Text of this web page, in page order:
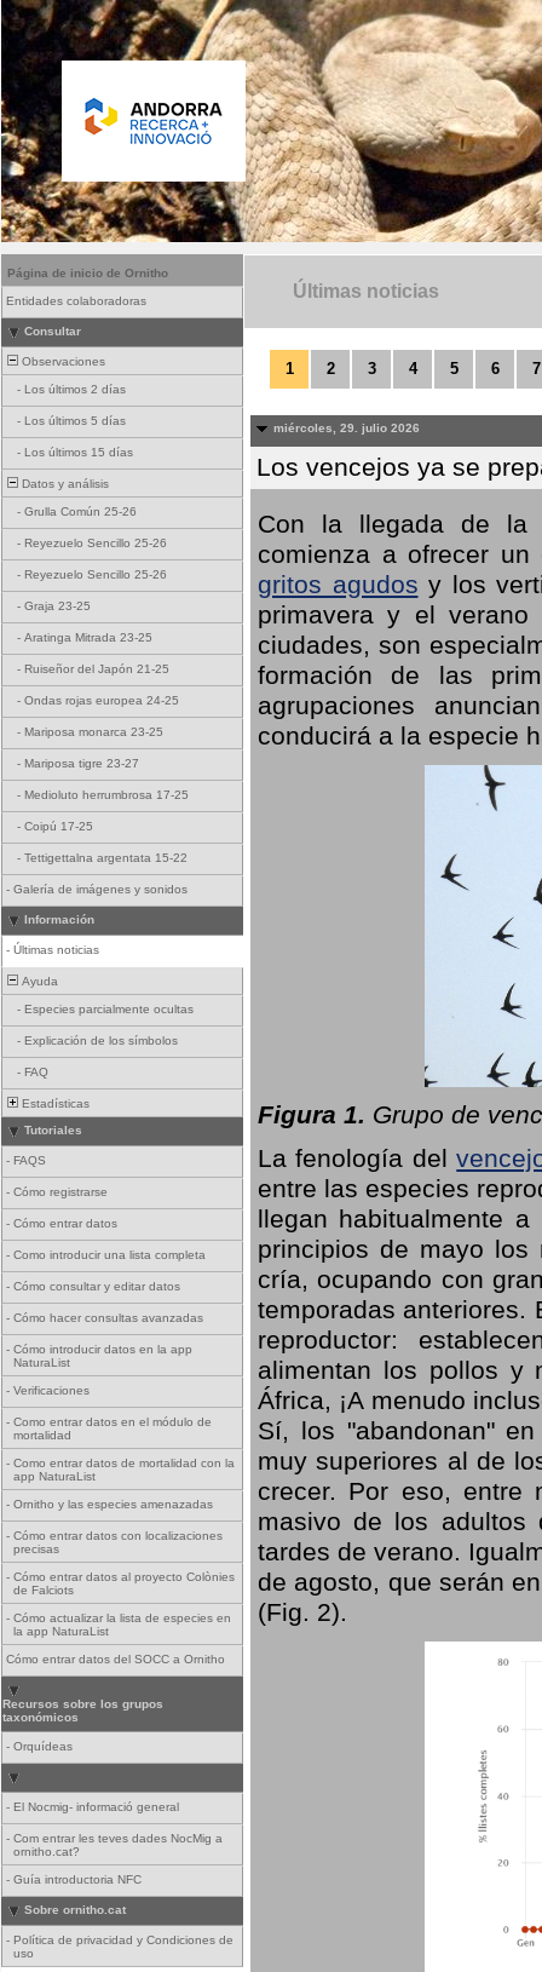
Página de inicio de Ornitho
Entidades colaboradoras
Consultar
Observaciones
- Los últimos 2 días
- Los últimos 5 días
- Los últimos 15 días
Datos y análisis
- Grulla Común 25-26
- Reyezuelo Sencillo 25-26
- Reyezuelo Sencillo 25-26
- Graja 23-25
- Aratinga Mitrada 23-25
- Ruiseñor del Japón 21-25
- Ondas rojas europea 24-25
- Mariposa monarca 23-25
- Mariposa tigre 23-27
- Medioluto herrumbrosa 17-25
- Coipú 17-25
- Tettigettalna argentata 15-22
- Galería de imágenes y sonidos
Información
- Últimas noticias
Ayuda
- Especies parcialmente ocultas
- Explicación de los símbolos
- FAQ
Estadísticas
Tutoriales
- FAQS
- Cómo registrarse
- Cómo entrar datos
- Como introducir una lista completa
- Cómo consultar y editar datos
- Cómo hacer consultas avanzadas
- Cómo introducir datos en la app
NaturaList
- Verificaciones
- Como entrar datos en el módulo de
mortalidad
- Como entrar datos de mortalidad con la
app NaturaList
- Ornitho y las especies amenazadas
- Cómo entrar datos con localizaciones
precisas
- Cómo entrar datos al proyecto Colònies
de Falciots
- Cómo actualizar la lista de especies en
la app NaturaList
Cómo entrar datos del SOCC a Ornitho
Recursos sobre los grupos
taxonómicos
- Orquídeas
- El Nocmig- informació general
- Com entrar les teves dades NocMig a
ornitho.cat?
- Guía introductoria NFC
Sobre ornitho.cat
- Política de privacidad y Condiciones de
uso
Últimas noticias
1 2 3 4 5 6 7
miércoles, 29. julio 2026
Los vencejos ya se
Con la llegada de la
comienza a ofrecer un
gritos agudos y los
primavera y el
ciudades, son
formación de las
agrupaciones
conducirá a la especie
Figura 1. Grupo de
La fenología del
entre las especies
llegan habitualmente
principios de mayo los
cría, ocupando con
temporadas anteriores.
reproductor:
alimentan los pollos y
África, ¡A menudo
Sí, los "abandonan"
muy superiores al de
crecer. Por eso, entre
masivo de los adultos
tardes de verano.
de agosto, que serán
(Fig. 2).